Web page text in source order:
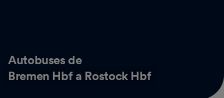
Autobuses de
Bremen Hbf a Rostock Hbf